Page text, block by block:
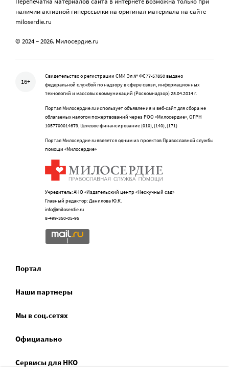
наличии активной гиперссылки на оригинал материала на сайте
miloserdie.ru
© 2024 – 2026. Милосердие.ru
16+
Свидетельство о регистрации СМИ Эл № ФС77-57850 выдано
федеральной службой по надзору в сфере связи, информационных
технологий и массовых коммуникаций (Роскомнадзор) 25.04.2014 г.
Портал Милосердие.ru использует объявления и веб-сайт для сбора не
облагаемых налогом пожертвований через РОО «Милосердие», ОГРН
1057700014679, Целевое финансирование (010), (140), (171)
Портал Милосердие.ru является одним из проектов Православной службы
помощи «Милосердие»
Учредитель: АНО «Издательский центр «Нескучный сад»
Главный редактор: Данилова Ю.К.
info@miloserdie.ru
8-499-350-05-95
Портал
Наши партнеры
Мы в соц.сетях
Официально
Сервисы для НКО